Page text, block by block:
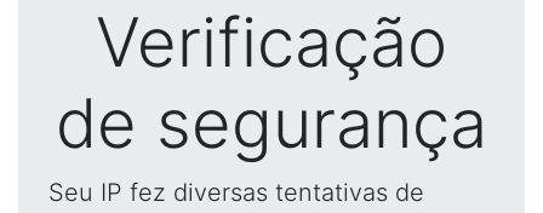
Verificação
de segurança
Seu IP fez diversas tentativas de